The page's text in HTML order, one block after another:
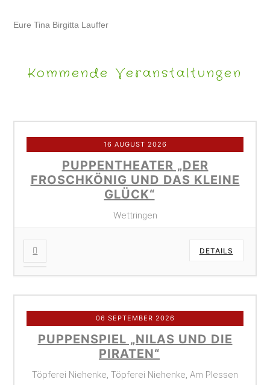
Eure Tina Birgitta Lauffer
Kommende Veranstaltungen
16 AUGUST 2026
PUPPENTHEATER „DER
FROSCHKÖNIG UND DAS KLEINE
GLÜCK“
Wettringen
DETAILS
06 SEPTEMBER 2026
PUPPENSPIEL „NILAS UND DIE
PIRATEN“
Töpferei Niehenke, Töpferei Niehenke, Am Plessen